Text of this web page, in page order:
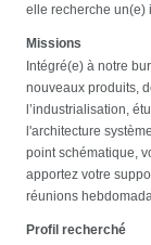
elle recherche un(e)
Missions
Intégré(e) à notre
nouveaux produits,
l’industrialisation,
l'architecture
point schématique,
apportez votre
réunions
Profil recherché